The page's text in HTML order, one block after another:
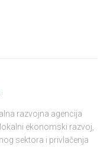
razvojna agencija
ekonomski razvoj,
sektora i privlačenja